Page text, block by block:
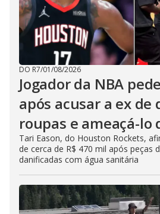
DO R7/01/08/2026
Jogador da NBA
após acusar a ex
roupas e ameaçá-lo
Tari Eason, do Houston Rockets,
de cerca de R$ 470 mil após peças
danificadas com água sanitária